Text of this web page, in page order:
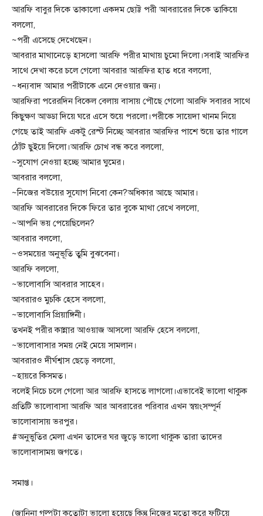
আরফি বাবুর দিকে তাকালো একদম ছোট্ট পরী আবরারের দিকে তাকিয়ে
বললো,
~পরী এসেছে দেখেছেন।
আবরার মাথানেড়ে হাসলো আরফি পরীর মাথায় চুমো দিলো।সবাই আরফির
সাথে দেখা করে চলে গেলো আবরার আরফির হাত ধরে বললো,
~ধন্যবাদ আমার পরীটাকে এনে দেওয়ার জন্য।
আরফিরা পরেরদিন বিকেল বেলায় বাসায় পৌছে গেলো আরফি সবারর সাথে
কিছুক্ষণ আড্ডা দিয়ে ঘরে এসে শুয়ে পরলো।পরীকে সায়েদা খানম নিয়ে
গেছে তাই আরফি একটু রেস্ট নিচ্ছে আবরার আরফির পাশে শুয়ে তার গালে
ঠোঁট ছুইয়ে দিলো।আরফি চোখ বন্ধ করে বললো,
~সুযোগ নেওয়া হচ্ছে আমার ঘুমের।
আবরার বললো,
~নিজের বউয়ের সুযোগ নিবো কেন?অধিকার আছে আমার।
আরফি আবরারের দিকে ফিরে তার বুকে মাথা রেখে বললো,
~আপনি ভয় পেয়েছিলেন?
আবরার বললো,
~ওসময়ের অনুভূতি তুমি বুঝবেনা।
আরফি বললো,
~ভালোবাসি আবরার সাহেব।
আবরারও মুচকি হেসে বললো,
~ভালোবাসি প্রিয়াঙ্গিনী।
তখনই পরীর কান্নার আওয়াজ আসলো আরফি হেসে বললো,
~ভালোবাসার সময় নেই মেয়ে সামলান।
আবরারও দীর্ঘশ্বাস ছেড়ে বললো,
~হায়রে কিসমত।
বলেই নিচে চলে গেলো আর আরফি হাসতে লাগলো।এভাবেই ভালো থাকুক
প্রতিটি ভালোবাসা আরফি আর আবরারের পরিবার এখন স্বয়ংসম্পূর্ন
ভালোবাসায় ভরপুর।
#অনুভুতির মেলা এখন তাদের ঘর জুড়ে ভালো থাকুক তারা তাদের
ভালোবাসাময় জগতে।
সমাপ্ত।
(জানিনা গল্পটা কতোটা ভালো হয়েছে কিন্তু নিজের মতো করে ফুটিয়ে